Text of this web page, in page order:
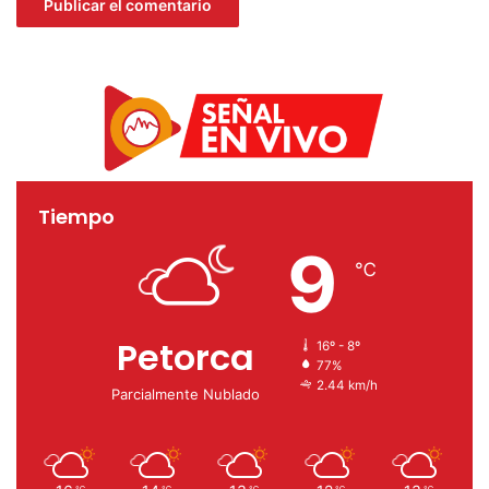
Tiempo
Petorca
Parcialmente Nublado
9 ℃
16º - 8º
77%
2.44 km/h